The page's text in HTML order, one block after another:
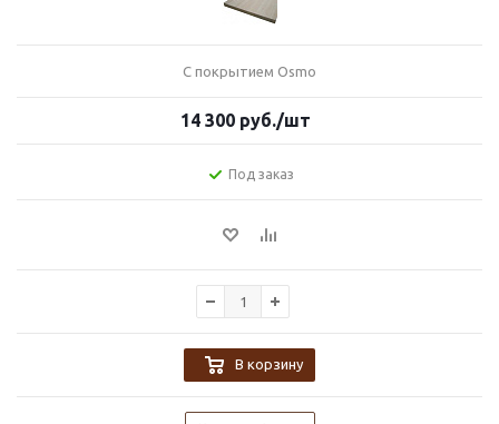
С покрытием Osmo
14 300 руб./шт
Под заказ
В корзину